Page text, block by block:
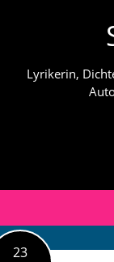
Lyrikerin,
23